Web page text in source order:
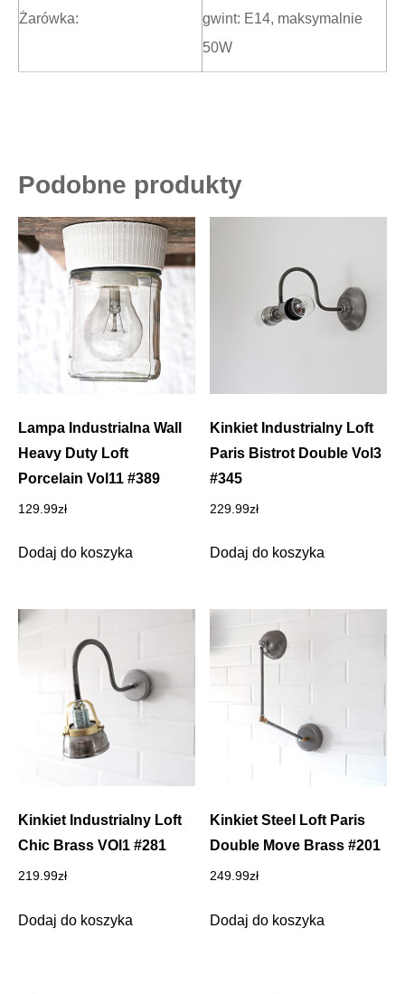
Żarówka:
gwint: E14, maksymalnie
50W
Podobne produkty
Lampa Industrialna Wall
Heavy Duty Loft
Porcelain Vol11 #389
129.99zł
Dodaj do koszyka
Kinkiet Industrialny Loft
Paris Bistrot Double Vol3
#345
229.99zł
Dodaj do koszyka
Kinkiet Industrialny Loft
Chic Brass VOl1 #281
219.99zł
Dodaj do koszyka
Kinkiet Steel Loft Paris
Double Move Brass #201
249.99zł
Dodaj do koszyka